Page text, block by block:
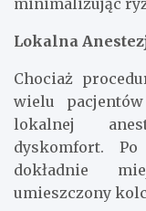
Lokalna
Chociaż
wielu
lokalnej
dyskomfort.
dokładnie
umieszczony